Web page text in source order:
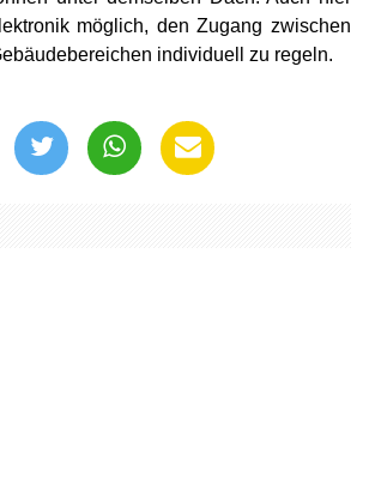
möglich, den Zugang zwischen
individuell zu regeln.